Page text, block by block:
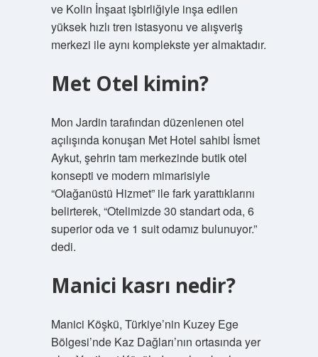
ve Kolin İnşaat işbirliğiyle inşa edilen
yüksek hızlı tren istasyonu ve alışveriş
merkezi ile aynı komplekste yer almaktadır.
Met Otel kimin?
Mon Jardin tarafından düzenlenen otel
açılışında konuşan Met Hotel sahibi İsmet
Aykut, şehrin tam merkezinde butik otel
konsepti ve modern mimarisiyle
“Olağanüstü Hizmet” ile fark yarattıklarını
belirterek, “Otelimizde 30 standart oda, 6
superior oda ve 1 suit odamız bulunuyor.”
dedi.
Manici kasrı nedir?
Manici Köşkü, Türkiye’nin Kuzey Ege
Bölgesi’nde Kaz Dağları’nın ortasında yer